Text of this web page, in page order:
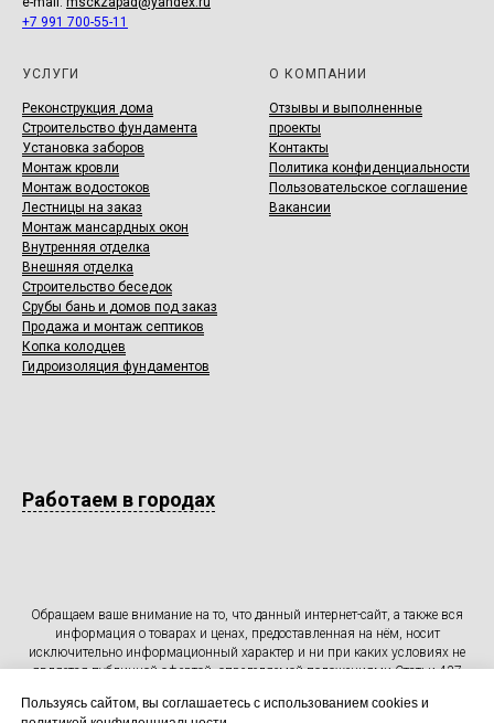
+7 991 700-55-11
УСЛУГИ
Реконструкция дома
Строительство фундамента
Установка заборов
Монтаж кровли
Монтаж водостоков
Лестницы на заказ
Монтаж мансардных окон
Внутренняя отделка
Внешняя отделка
Строительство беседок
Срубы бань и домов под заказ
Продажа и монтаж септиков
Копка колодцев
Гидроизоляция фундаментов
О КОМПАНИИ
Отзывы и выполненные
проекты
Контакты
Политика конфиденциальности
Пользовательское соглашение
Вакансии
Работаем в городах
Обращаем ваше внимание на то, что данный интернет-сайт, а также вся
информация о товарах и ценах, предоставленная на нём, носит
исключительно информационный характер и ни при каких условиях не
является публичной офертой, определяемой положениями Статьи 437
Для получения подробной информации о наличии и стоимости
Пользуясь сайтом, вы соглашаетесь с использованием cookies и